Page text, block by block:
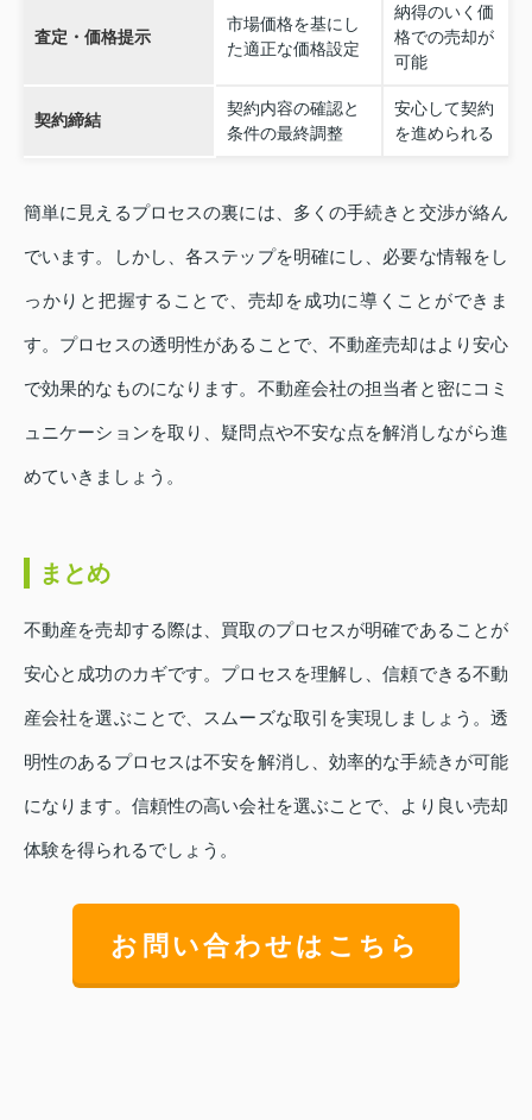
査定・価格提示
市場価格を基にし
た適正な価格設定
納得のいく価
格での売却が
可能
契約締結
契約内容の確認と
条件の最終調整
安心して契約
を進められる
簡単に見えるプロセスの裏には、多くの手続きと交渉が絡ん
でいます。しかし、各ステップを明確にし、必要な情報をし
っかりと把握することで、売却を成功に導くことができま
す。プロセスの透明性があることで、不動産売却はより安心
で効果的なものになります。不動産会社の担当者と密にコミ
ュニケーションを取り、疑問点や不安な点を解消しながら進
めていきましょう。
まとめ
不動産を売却する際は、買取のプロセスが明確であることが
安心と成功のカギです。プロセスを理解し、信頼できる不動
産会社を選ぶことで、スムーズな取引を実現しましょう。透
明性のあるプロセスは不安を解消し、効率的な手続きが可能
になります。信頼性の高い会社を選ぶことで、より良い売却
体験を得られるでしょう。
お問い合わせはこちら